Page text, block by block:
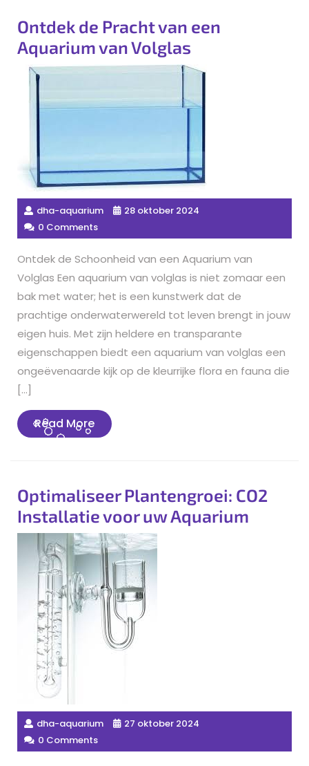
Ontdek de Pracht van een
Aquarium van Volglas
dha-aquarium
28 oktober 2024
0 Comments
Ontdek de Schoonheid van een Aquarium van
Volglas Een aquarium van volglas is niet zomaar een
bak met water; het is een kunstwerk dat de
prachtige onderwaterwereld tot leven brengt in jouw
eigen huis. Met zijn heldere en transparante
eigenschappen biedt een aquarium van volglas een
ongeëvenaarde kijk op de kleurrijke flora en fauna die
[…]
Read MoreRead
More
Optimaliseer Plantengroei: CO2
Installatie voor uw Aquarium
dha-aquarium
27 oktober 2024
0 Comments